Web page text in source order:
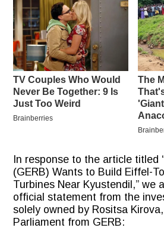
In response to the article titled
(GERB) Wants to Build Eiffel-
Turbines Near Kyustendil,” we
official statement from the
solely owned by Rositsa
Parliament from GERB: